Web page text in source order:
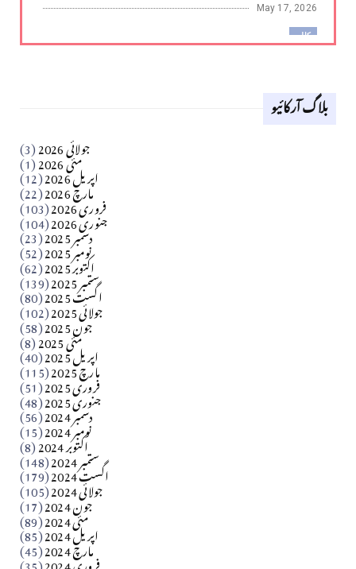
May 17, 2026
کالم
Apr 18, 2026
آزاد کشمیر جیسے احتجاج کی ضرورت ہے؟ از،،، ظہیرالدین
بلاگ آرکائیو
جولائی 2026 (3) مئی 2026 (1) اپریل 2026 (12) مارچ 2026 (22) فروری 2026 (103) جنوری 2026 (104) دسمبر 2025 (23) نومبر 2025 (52) اکتوبر 2025 (62) ستمبر 2025 (139) اگست 2025 (80) جولائی 2025 (102) جون 2025 (58) مئی 2025 (8) اپریل 2025 (40) مارچ 2025 (115) فروری 2025 (51) جنوری 2025 (48) دسمبر 2024 (56) نومبر 2024 (15) اکتوبر 2024 (8) ستمبر 2024 (148) اگست 2024 (179) جولائی 2024 (105) جون 2024 (17) مئی 2024 (89) اپریل 2024 (85) مارچ 2024 (45)